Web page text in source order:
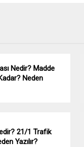
Nedir? Madde
Neden
21/1 Trafik
Yazılır?